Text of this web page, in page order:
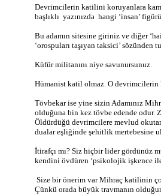
Devrimcilerin katilini koruyanlara
başlıklı yazınızda hangi ‘insan’
Bu adamın sitesine giriniz ve diğer
‘orospuları taşıyan taksici’ sözünden
Küfür militanını niye savunursunuz.
Hümanist katil olmaz. O devrimcilerin
Tövbekar ise yine sizin Adamınız
olduğuna bin kez tövbe edende odur.
Öldürdüğü devrimcilere mevlud
dualar eşliğinde şehitlik mertebesine
İtirafçı mı? Siz hiçbir lider gördünüz
kendini övdüren ‘psikolojik işkence
Size bir önerim var Mihraç katilinin
Çünkü orada büyük travmanın